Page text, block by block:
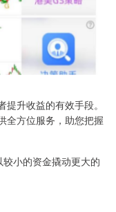
升收益的有效手段。
全方位服务，助您把握
小的资金撬动更大的